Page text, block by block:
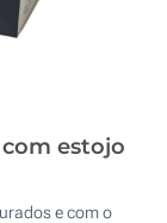
estojo
e com o